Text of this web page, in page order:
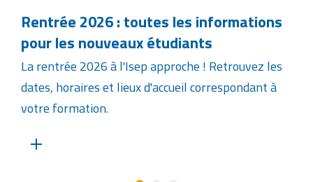
Rentrée 2026 : toutes les informations
pour les nouveaux étudiants
La rentrée 2026 à l'Isep approche ! Retrouvez les
dates, horaires et lieux d'accueil correspondant à
votre formation.